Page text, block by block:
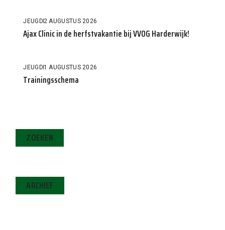
JEUGD2 AUGUSTUS 2026
Ajax Clinic in de herfstvakantie bij VVOG Harderwijk!
JEUGD1 AUGUSTUS 2026
Trainingsschema
ZOEKEN
ARCHIEF